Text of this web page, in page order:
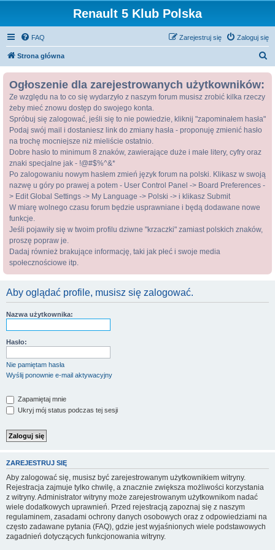
Renault 5 Klub Polska
FAQ Zaloguj się
Zarejestruj się
Strona główna
Ogłoszenie dla zarejestrowanych użytkowników:
Ze względu na to co się wydarzyło z naszym forum musisz zrobić kilka rzeczy
żeby mieć znowu dostęp do swojego konta.
Spróbuj się zalogować, jeśli się to nie powiedzie, kliknij "zapominałem hasła"
Podaj swój mail i dostaniesz link do zmiany hasła - proponuję zmienić hasło
na trochę mocniejsze niż mieliście ostatnio.
Dobre hasło to minimum 8 znaków, zawierające duże i małe litery, cyfry oraz
znaki specjalne jak - !@#$%^&*
Po zalogowaniu nowym hasłem zmień język forum na polski. Klikasz w swoją
nazwę u góry po prawej a potem - User Control Panel -> Board Preferences -
> Edit Global Settings -> My Language -> Polski -> i klikasz Submit
W miarę wolnego czasu forum będzie usprawniane i będą dodawane nowe
funkcje.
Jeśli pojawiły się w twoim profilu dziwne "krzaczki" zamiast polskich znaków,
proszę popraw je.
Dadaj również brakujące informację, taki jak płeć i swoje media
społecznościowe itp.
Aby oglądać profile, musisz się zalogować.
Nazwa użytkownika:
Hasło:
Nie pamiętam hasła
Wyślij ponownie e-mail aktywacyjny
Zapamiętaj mnie
Ukryj mój status podczas tej sesji
ZAREJESTRUJ SIĘ
Aby zalogować się, musisz być zarejestrowanym użytkownikiem witryny.
Rejestracja zajmuje tylko chwilę, a znacznie zwiększa możliwości korzystania
z witryny. Administrator witryny może zarejestrowanym użytkownikom nadać
wiele dodatkowych uprawnień. Przed rejestracją zapoznaj się z naszym
regulaminem, zasadami ochrony danych osobowych oraz z odpowiedziami na
często zadawane pytania (FAQ), gdzie jest wyjaśnionych wiele podstawowych
zagadnień dotyczących funkcjonowania witryny.